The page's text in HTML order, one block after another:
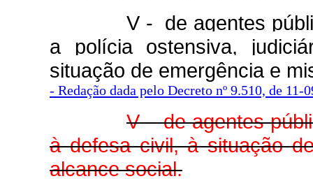
V - de agentes
a polícia ostensiva,
situação de emergência e
- Redação dada pelo Decreto nº 9.510, de 11-
V – de agentes
à defesa civil, à situação
alcance social.